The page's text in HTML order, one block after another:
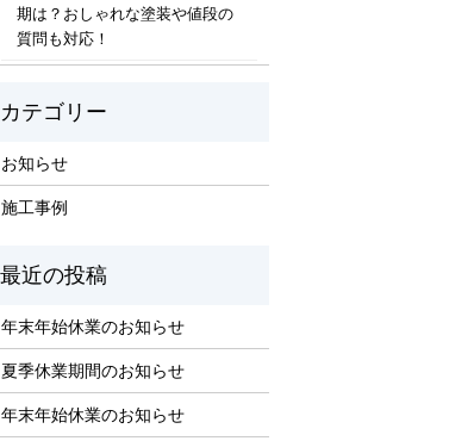
期は？おしゃれな塗装や値段の
質問も対応！
お知らせ
施工事例
年末年始休業のお知らせ
夏季休業期間のお知らせ
年末年始休業のお知らせ